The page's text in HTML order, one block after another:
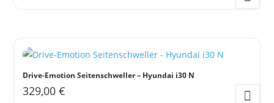
Drive-Emotion Seitenschweller – Hyundai i30 N
329,00€